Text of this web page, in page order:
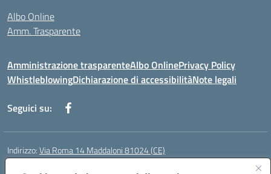
Albo Online
Amm. Trasparente
Amministrazione trasparenteAlbo OnlinePrivacy Policy
WhistleblowingDichiarazione di accessibilitàNote legali
Seguici su:
Indirizzo:Via Roma 14 Maddaloni 81024 (CE)
Centralino: